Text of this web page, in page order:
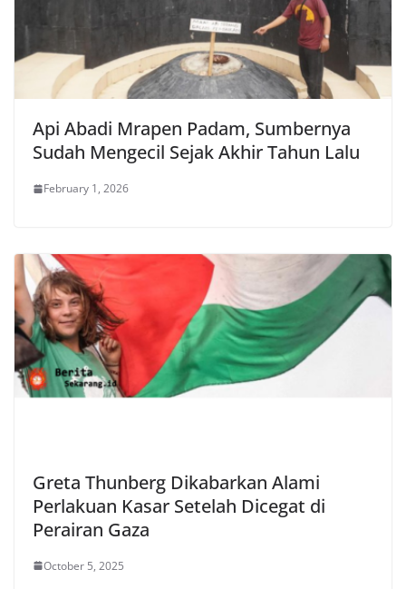
Api Abadi Mrapen Padam, Sumbernya
Sudah Mengecil Sejak Akhir Tahun Lalu
February 1, 2026
Greta Thunberg Dikabarkan Alami
Perlakuan Kasar Setelah Dicegat di
Perairan Gaza
October 5, 2025